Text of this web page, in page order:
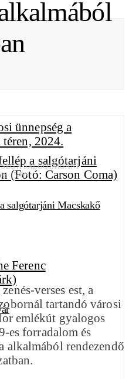
salgótarjáni Macskakő
A SALGÓTARJÁNI
15-ÉN
verses est, a
tartandó városi
emlékút gyalogos
es forradalom és
alkalmából rendezendő